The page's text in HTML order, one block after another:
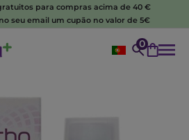
para compras acima de 40 €
seu email um cupão no valor de 5€
0